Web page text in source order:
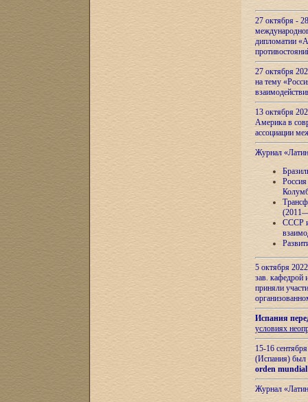
27 октября -
дипломатии
27 октября
на тему
13 октября
Америка в
ассоциации
Журнал
СССР и
5 октября
зав.
приняли
Испания
условиях
15-16
(Испания) был
orden
Журнал